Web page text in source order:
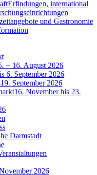
Erfindungen, international
und Gastronomie
+ 16. August 2026
6. September 2026
19. September 2026
16. November bis 23.
Darmstadt
2026